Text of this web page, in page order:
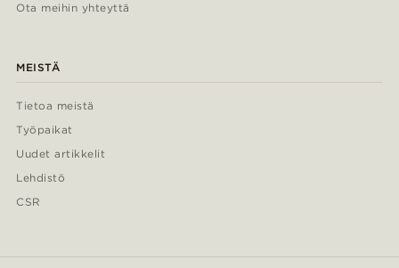
Ota meihin yhteyttä
MEISTÄ
Tietoa meistä
Työpaikat
Uudet artikkelit
Lehdistö
CSR